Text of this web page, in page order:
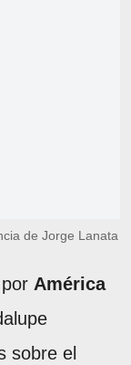
de Jorge Lanata
América
sobre el